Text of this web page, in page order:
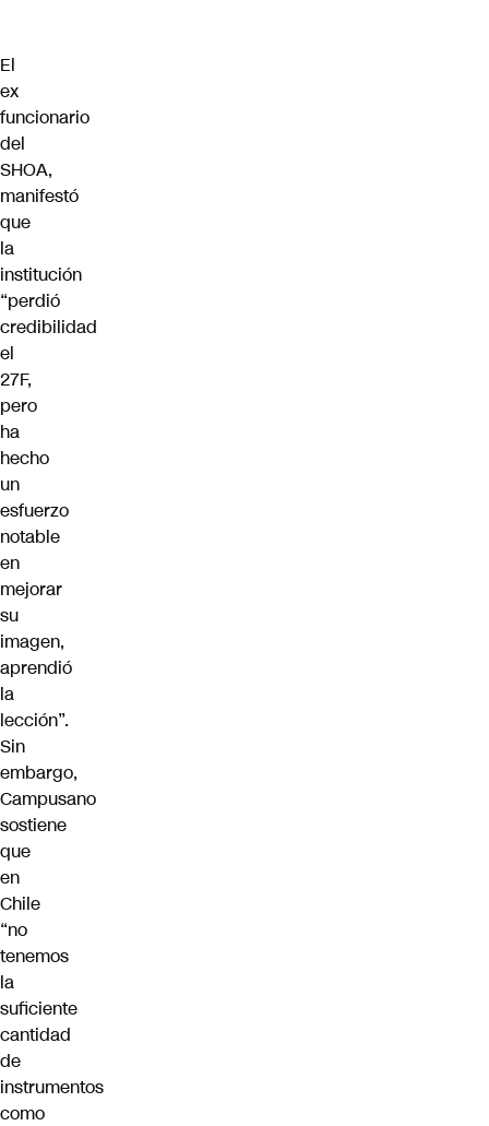
El
ex
funcionario
del
SHOA,
manifestó
que
la
institución
“perdió
credibilidad
el
27F,
pero
ha
hecho
un
esfuerzo
notable
en
mejorar
su
imagen,
aprendió
la
lección”.
Sin
embargo,
Campusano
sostiene
que
en
Chile
“no
tenemos
la
suficiente
cantidad
de
instrumentos
como